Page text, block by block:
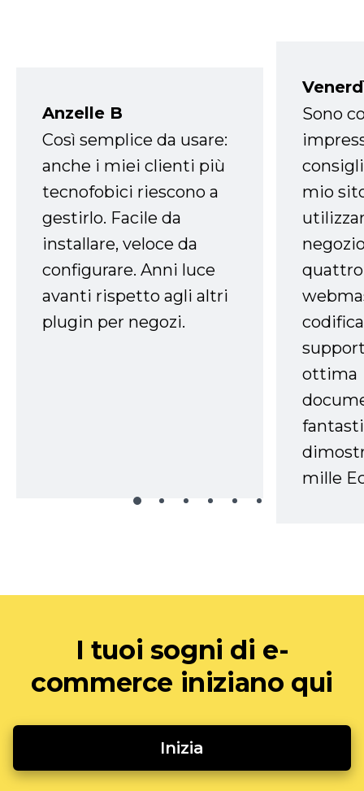
Anzelle B
Così semplice da usare:
anche i miei clienti più
tecnofobici riescono a
gestirlo. Facile da
installare, veloce da
configurare. Anni luce
avanti rispetto agli altri
plugin per negozi.
Sono
mio
ottima
mille
I tuoi sogni di e-
commerce iniziano qui
Inizia